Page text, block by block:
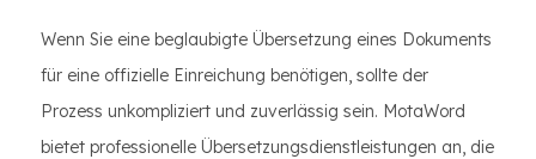
Wenn Sie eine beglaubigte Übersetzung eines Dokuments
für eine offizielle Einreichung benötigen, sollte der
Prozess unkompliziert und zuverlässig sein. MotaWord
bietet professionelle Übersetzungsdienstleistungen an, die